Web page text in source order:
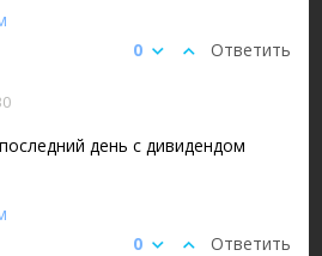
Ответить
0
день с дивидендом
Ответить
0